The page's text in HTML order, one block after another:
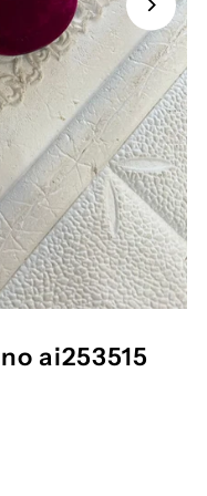
ai253515